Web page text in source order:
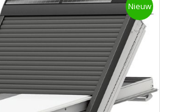
Nieuw